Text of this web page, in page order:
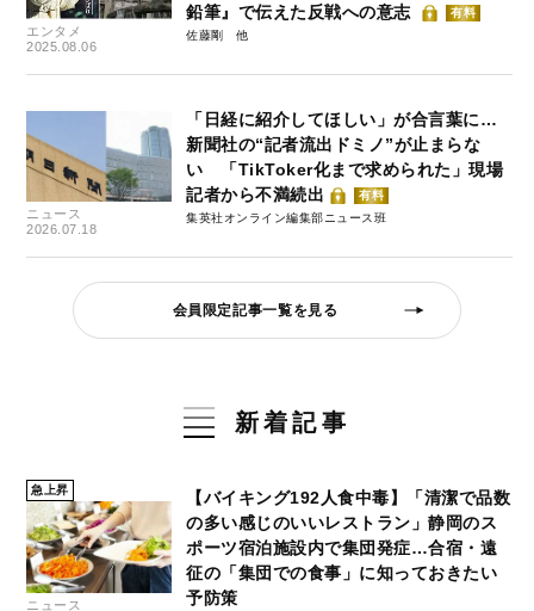
エンタメ
2025.08.06
鉛筆』で伝えた反戦への意志
有料
佐藤剛
ニュース
2026.07.18
「日経に紹介してほしい」が合言葉に…
新聞社の“記者流出ドミノ”が止まらな
い 「TikToker化まで求められた」現場
記者から不満続出
有料
集英社オンライン編集部ニュース班
会員限定記事一覧を見る
新着記事
急上昇
ニュース
【バイキング192人食中毒】「清潔で品数
の多い感じのいいレストラン」静岡のス
ポーツ宿泊施設内で集団発症…合宿・遠
征の「集団での食事」に知っておきたい
予防策